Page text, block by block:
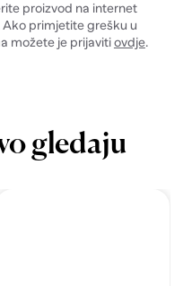
proizvod na internet
primjetite grešku u
možete je prijavitiovdje.
gledaju